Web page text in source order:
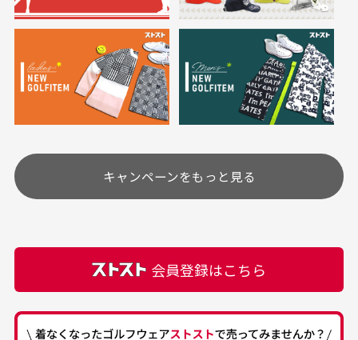
30代女性
高価なブルゾンがお
高価なブルゾンがお安く
購入できました。状態も
最高でした。
30代女性
いつも素敵な商品を
す
美品です。いつも素敵な
商品をありがとうござい
ます。
※必ず１つのショッピングカートに複数商品を入れて
ご注文下さいませ。
定休日はありますか？
土.日.祝日は定休日となっております。
その他の休日につきましてはサイト上にて告知させて
頂きます。
カートの有効時間はありますか？
は自動的にカート内の商品が削除されますのでご注意
においについて
ユーズド商品の特性故、メンテンスを行っておりま
すが、におい（煙草、香水、お香、古着特有の香
り、柔軟剤等)が付着している場合がございます。
付属品について
付属品の記載につきましては、弊社に入荷した時点
ある場合もございます。
キャンペーンをもっと見る
会員登録はこちら